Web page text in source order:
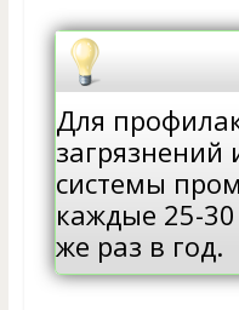
Для
загрязнений
системы
каждые 25-
же раз в год.